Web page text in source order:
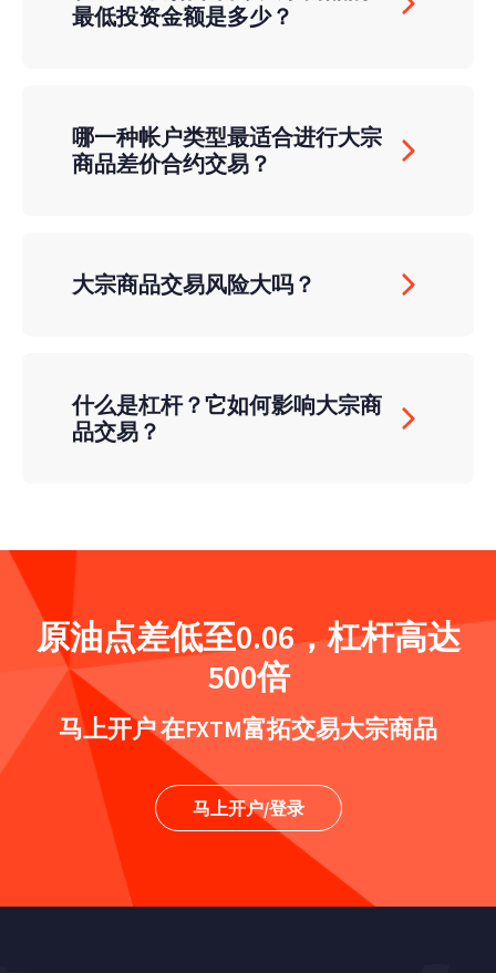
最低投资金额是多少？
哪一种帐户类型最适合进行大宗
商品差价合约交易？
大宗商品交易风险大吗？
什么是杠杆？它如何影响大宗商
品交易？
原油点差低至0.06，杠杆高达
500倍
马上开户 在FXTM富拓交易大宗商品
马上开户/登录